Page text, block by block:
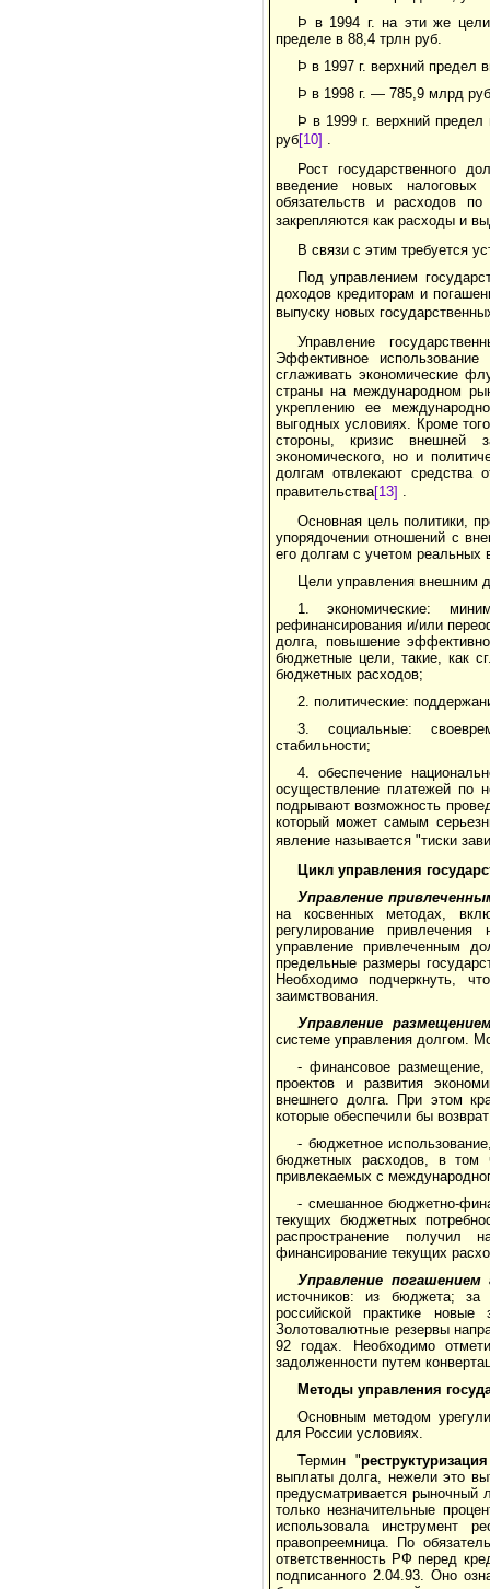
Þ в 1994 г. на эти же
пределе в 88,4 трлн руб.
Þ в 1997 г. верхний предел
Þ в 1998 г. — 785,9 млрд
Þ в 1999 г. верхний
руб[10]
Рост государственного
введение новых налоговых
обязательств и расходов
закрепляют­ся как расходы и
В связи с этим требуется
Под управлением
доходов кредиторам и
выпуску новых
Управление
Эффективное
сглаживать экономические
страны на международном
укреплению ее
выгодных условиях. Кроме
стороны, кризис внешней
экономического, но и
долгам отвлекают средства
правительства[13]
Основная цель политики,
упорядочении отношений с
его долгам с учетом реальных
Цели управления внешним
1. экономические:
рефинансирования и/или
долга, повышение
бюджетные цели, такие, как
бюджетных расходов;
2. политические:
3. социальные:
стабильности;
4. обеспечение
осуществление платежей по
подрывают возможность
который может самым
явление называется "тиски
Цикл управления
Управление
на косвенных методах,
регулирование
управление привлеченным
предельные размеры
Необходимо подчеркнуть,
заимствования.
Управление
системе управления долгом.
- финансовое размещение,
проектов и развития
внешнего долга. При этом
которые обеспечили бы
- бюджетное
бюджетных расходов, в том
привлекаемых с
- смешанное бюджетно-
текущих бюджетных
распространение получил
финансирование текущих
Управление погашением
источников: из бюджета; за
российской практике
Золотовалютные резервы
92 годах. Необходимо
задолженности путем
Методы управления
Основным методом
для России условиях.
Термин "реструктуризация
выплаты долга, нежели это
предусматривается рыночный
только незначительные
использовала инструмент
правопреемница. По
ответственность РФ перед
подписанного 2.04.93. Оно